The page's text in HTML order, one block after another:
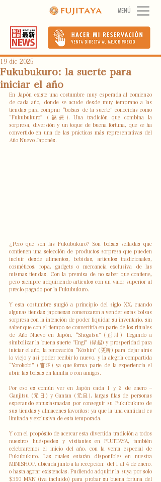
MENÚ
Fukubukuro: la suerte para
iniciar el año
19 dic 2025
En Japón existe una costumbre muy esperada al comienzo
de cada año, donde se acude desde muy temprano a las
tiendas para comprar “bolsas de la suerte” conocidas como
“Fukubukuro” (福袋). Una tradición que combina la
sorpresa, diversión y un toque de buena fortuna, que se ha
convertido en una de las prácticas más representativas del
Año Nuevo Japonés.
¿Pero qué son las Fukubukuro? Son bolsas selladas que
contienen una selección de productos sorpresa que pueden
incluir desde alimentos, bebidas, artículos tradicionales,
cosméticos, ropa, gadgets o mercancía exclusiva de las
mismas tiendas. Con la premisa de no saber que contiene,
pero siempre adquiriendo artículos con un valor superior al
precio pagado por la Fukubukuro.
Y esta costumbre surgió a principio del siglo XX, cuando
algunas tiendas japonesas comenzaron a vender estas bolsas
sorpresa con la intención de poder liquidar su inventario, sin
saber que con el tiempo se convertiría en parte de los rituales
de Año Nuevo en Japón, “Shōgatsu” (正月); llegando a
simbolizar la buena suerte “Engi” (縁起) y prosperidad para
iniciar el año, la renovación “Kōshin” (更新) para dejar atrás
lo viejo y así poder recibir lo nuevo, y la alegría compartida
“Yorokobi” (喜び) ya que forma parte de la experiencia el
abrir las bolsas en familia o con amigos.
Por eso es común ver en Japón cada 1 y 2 de enero –
Ganjitsu (元日) y Gantan (元旦), largas filas de personas
esperando entusiasmadas por conseguir su Fukubukuro de
sus tiendas y almacenes favoritos; ya que la una cantidad es
limitada y exclusiva de esta temporada.
Y con el propósito de acercar esta divertida tradición a todos
nuestros huéspedes y visitantes en FUJITAYA, también
celebraremos el inicio del año, con la venta especial de
Fukubukuro. Las cuales estarán disponibles en nuestra
MINISHOP, ubicada junto a la recepción; del 1 al 4 de enero,
o hasta agotar existencias. Pudiendo adquirir la suya por solo
$350 MXN (iva incluido) para probar su buena fortuna del